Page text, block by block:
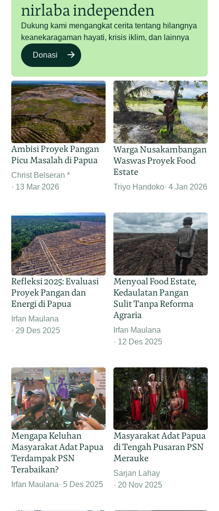
nirlaba independen
Dukung kami mengangkat cerita tentang hilangnya
keanekaragaman hayati, krisis iklim, dan lainnya
Donasi
Ambisi Proyek Pangan
Picu Masalah di Papua
Christ Belseran *
13 Mar 2026
Warga Nusakambangan
Waswas Proyek Food
Estate
Triyo Handoko 4 Jan 2026
Refleksi 2025: Evaluasi
Proyek Pangan dan
Energi di Papua
Irfan Maulana
29 Des 2025
Menyoal Food Estate,
Kedaulatan Pangan
Sulit Tanpa Reforma
Agraria
Irfan Maulana
12 Des 2025
Mengapa Keluhan
Masyarakat Adat Papua
Terdampak PSN
Terabaikan?
Irfan Maulana 5 Des 2025
Masyarakat Adat Papua
di Tengah Pusaran PSN
Merauke
Sarjan Lahay
20 Nov 2025